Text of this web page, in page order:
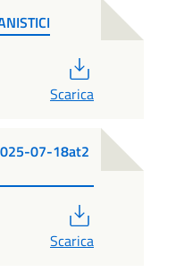
Scarica
07-18at2
Scarica